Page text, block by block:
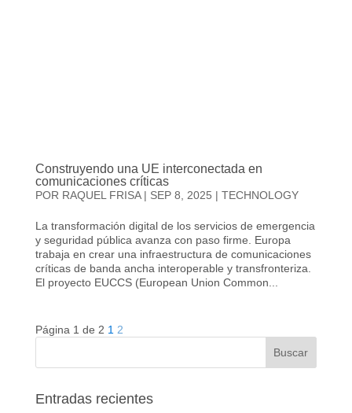
Construyendo una UE interconectada en
comunicaciones críticas
POR RAQUEL FRISA| SEP 8, 2025 | TECHNOLOGY
La transformación digital de los servicios de emergencia
y seguridad pública avanza con paso firme. Europa
trabaja en crear una infraestructura de comunicaciones
críticas de banda ancha interoperable y transfronteriza.
El proyecto EUCCS (European Union Common...
Página 1 de 2 1 2
Entradas recientes